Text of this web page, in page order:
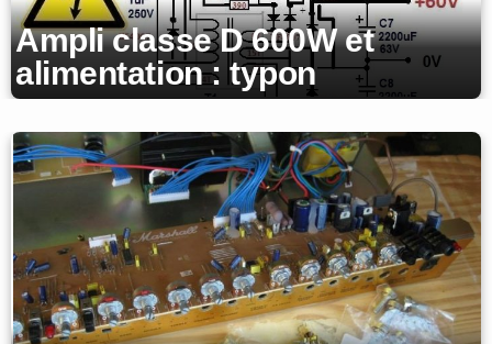
Ampli classe D 600W et
alimentation : typon